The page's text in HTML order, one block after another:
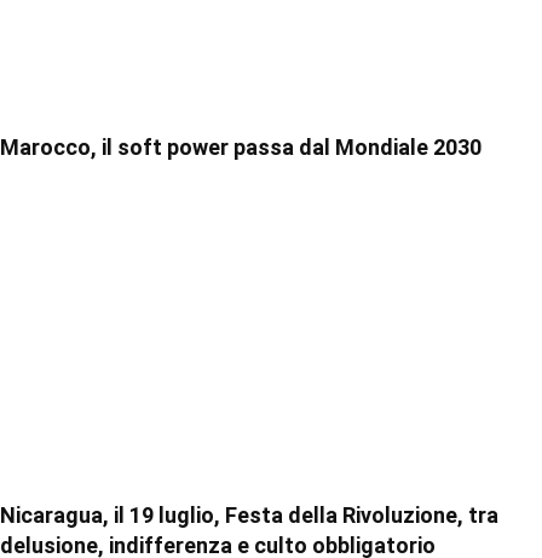
Marocco, il soft power passa dal Mondiale 2030
Nicaragua, il 19 luglio, Festa della Rivoluzione, tra
delusione, indifferenza e culto obbligatorio